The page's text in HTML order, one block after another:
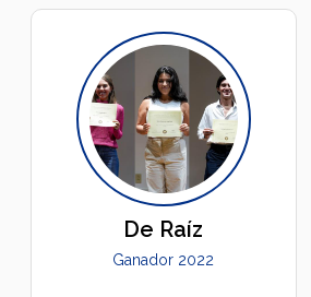
De Raíz
Ganador 2022